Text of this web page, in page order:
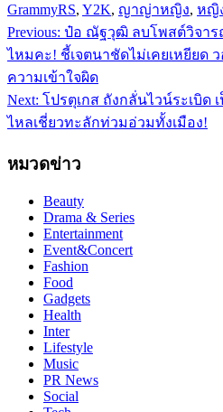
GrammyRS, Y2K, ญาญ่าหญิง, หญิ
แนะแนว
เรื่อง
Previous: ป๋อ ณัฐวุฒิ ลบโพสต์วิจา
ไหมคะ! ชี้เจตนาชัดไม่เคยเหยียด
ความเข้าใจผิด
Next: โปรตุเกส ถังกลั่นไวน์ระเบิด
ไหลเชี่ยวทะลักท่วมอ่วมทั้งเมือง!
หมวดข่าว
Beauty
Drama & Series
Entertainment
Event&Concert
Fashion
Food
Gadgets
Health
Inter
Lifestyle
Music
PR News
Social